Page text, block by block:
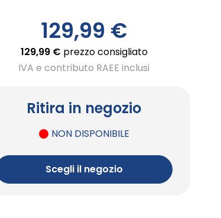
129,99 €
129,99 € prezzo consigliato
IVA e contributo RAEE inclusi
Ritira in negozio
NON DISPONIBILE
Scegli il negozio